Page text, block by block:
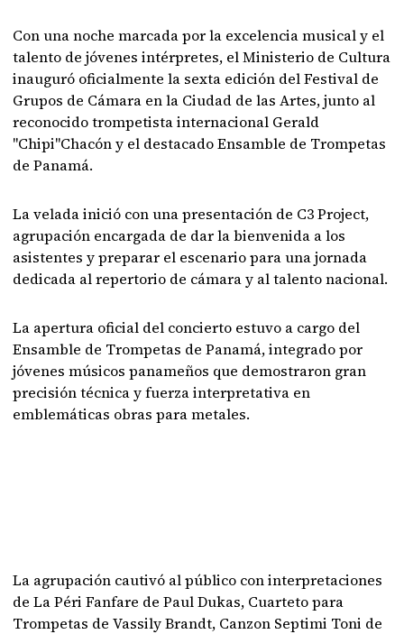
Con una noche marcada por la excelencia musical y el
talento de jóvenes intérpretes, el Ministerio de Cultura
inauguró oficialmente la sexta edición del Festival de
Grupos de Cámara en la Ciudad de las Artes, junto al
reconocido trompetista internacional Gerald
"Chipi"Chacón y el destacado Ensamble de Trompetas
de Panamá.
La velada inició con una presentación de C3 Project,
agrupación encargada de dar la bienvenida a los
asistentes y preparar el escenario para una jornada
dedicada al repertorio de cámara y al talento nacional.
La apertura oficial del concierto estuvo a cargo del
Ensamble de Trompetas de Panamá, integrado por
jóvenes músicos panameños que demostraron gran
precisión técnica y fuerza interpretativa en
emblemáticas obras para metales.
La agrupación cautivó al público con interpretaciones
de La Péri Fanfare de Paul Dukas, Cuarteto para
Trompetas de Vassily Brandt, Canzon Septimi Toni de